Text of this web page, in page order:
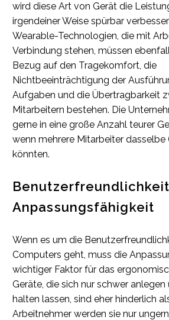
wird diese Art von Gerät die
irgendeiner Weise spürbar
Wearable-Technologien, die mit
Verbindung stehen, müssen
Bezug auf den Tragekomfort, die
Nichtbeeinträchtigung der
Aufgaben und die Übertragbarkeit
Mitarbeitern bestehen. Die
gerne in eine große Anzahl teurer
wenn mehrere Mitarbeiter dasselbe
könnten.
Anpassungsfähigkeit
Wenn es um die
Computers geht, muss die
wichtiger Faktor für das
Geräte, die sich nur schwer anlegen
halten lassen, sind eher hinderlich
Arbeitnehmer werden sie nur